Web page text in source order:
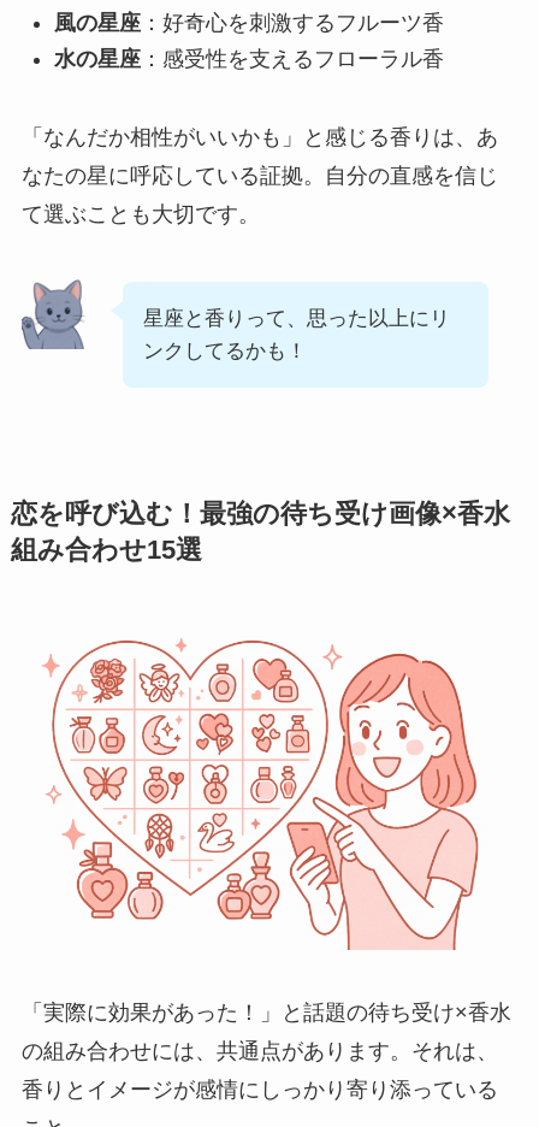
風の星座：好奇心を刺激するフルーツ香
水の星座：感受性を支えるフローラル香
「なんだか相性がいいかも」と感じる香りは、あ
なたの星に呼応している証拠。自分の直感を信じ
て選ぶことも大切です。
星座と香りって、思った以上にリ
ンクしてるかも！
恋を呼び込む！最強の待ち受け画像×香水
組み合わせ15選
「実際に効果があった！」と話題の待ち受け×香水
の組み合わせには、共通点があります。それは、
香りとイメージが感情にしっかり寄り添っている